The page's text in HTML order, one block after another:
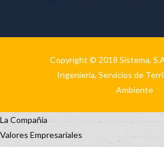
Copyright © 2018 Sistema,
Ingeniería, Servicios de
Ambiente
La Compañía
Valores Empresariales